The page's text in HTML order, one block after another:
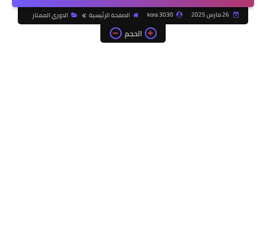
kora 3030 الصفحة الرئيسية الدوري الممتاز
الحجم